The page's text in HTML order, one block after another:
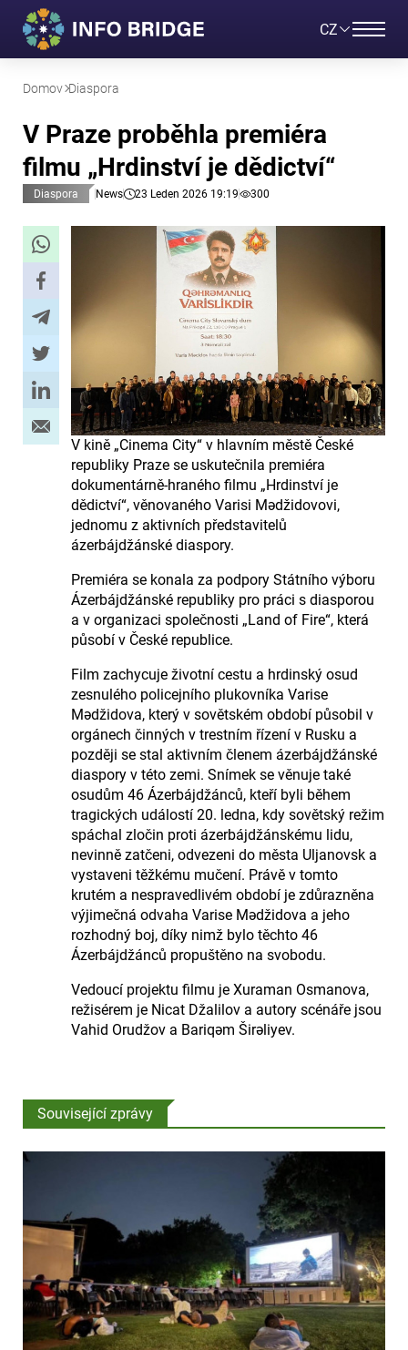
CZ
Domov Diaspora
V Praze proběhla premiéra
filmu „Hrdinství je dědictví“
Diaspora News 23 Leden 2026 19:19 300
V kině „Cinema City“ v hlavním městě České
republiky Praze se uskutečnila premiéra
dokumentárně-hraného filmu „Hrdinství je
dědictví“, věnovaného Varisi Mədžidovovi,
jednomu z aktivních představitelů
ázerbájdžánské diaspory.
Premiéra se konala za podpory Státního výboru
Ázerbájdžánské republiky pro práci s diasporou
a v organizaci společnosti „Land of Fire“, která
působí v České republice.
Film zachycuje životní cestu a hrdinský osud
zesnulého policejního plukovníka Varise
Mədžidova, který v sovětském období působil v
orgánech činných v trestním řízení v Rusku a
později se stal aktivním členem ázerbájdžánské
diaspory v této zemi. Snímek se věnuje také
osudům 46 Ázerbájdžánců, kteří byli během
tragických událostí 20. ledna, kdy sovětský režim
spáchal zločin proti ázerbájdžánskému lidu,
nevinně zatčeni, odvezeni do města Uljanovsk a
vystaveni těžkému mučení. Právě v tomto
krutém a nespravedlivém období je zdůrazněna
výjimečná odvaha Varise Mədžidova a jeho
rozhodný boj, díky nimž bylo těchto 46
Ázerbájdžánců propuštěno na svobodu.
Vedoucí projektu filmu je Xuraman Osmanova,
režisérem je Nicat Džalilov a autory scénáře jsou
Vahid Orudžov a Bariqəm Širəliyev.
Související zprávy